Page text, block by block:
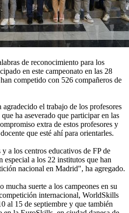
de reconocimiento para los
en este campeonato en las 28
competido con 526 compañeros de
el trabajo de los profesores
ha aseverado que participar en las
extra de estos profesores y
que esté ahí para orientarles.
a los centros educativos de FP de
especial a los 22 institutos que han
nacional en Madrid", ha agregado.
mucha suerte a los campeones en su
internacional, WorldSkills
al 15 de septiembre y que también